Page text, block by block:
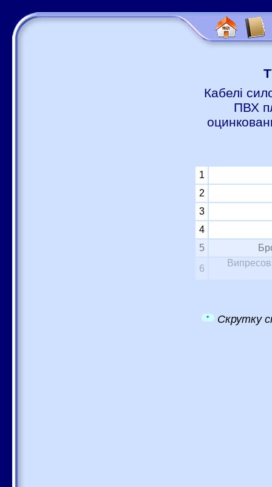
Кабелі
ПВХ
1
2
3
4
5
6
* Скрутку